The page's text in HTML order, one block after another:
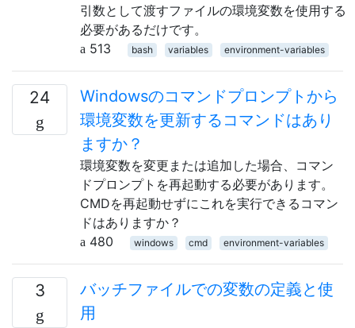
引数として渡すファイルの環境変数を使用する
必要があるだけです。
513
bash variables environment-variables
24
Windowsのコマンドプロンプトから
環境変数を更新するコマンドはあり
ますか？
環境変数を変更または追加した場合、コマン
ドプロンプトを再起動する必要があります。
CMDを再起動せずにこれを実行できるコマン
ドはありますか？
480
windows cmd environment-variables
3
バッチファイルでの変数の定義と使
用